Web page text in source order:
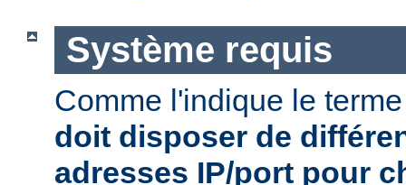
Système requis
Comme l'indique le
doit disposer de
adresses IP/port pour